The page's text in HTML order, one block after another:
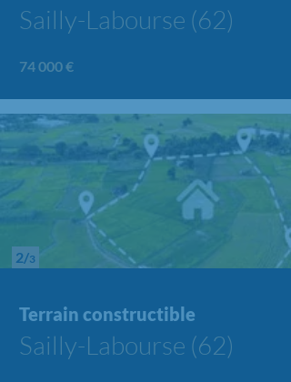
Chargement...
Sailly-Labourse (62)
74 000 €
2/3
Terrain constructible
Sailly-Labourse (62)